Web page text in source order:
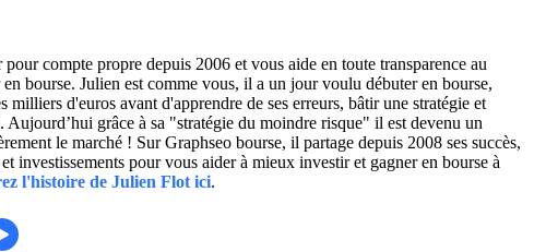
compte propre depuis 2006 et vous aide en toute transparence au
bourse. Julien est comme vous, il a un jour voulu débuter en bourse,
milliers d'euros avant d'apprendre de ses erreurs, bâtir une stratégie et
grâce à sa "stratégie du moindre risque" il est devenu un
le marché ! Sur Graphseo bourse, il partage depuis 2008 ses succès,
investissements pour vous aider à mieux investir et gagner en bourse à
l'histoire de Julien Flot ici.